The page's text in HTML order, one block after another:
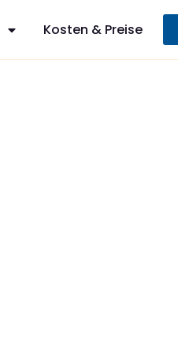
Kosten & Preise